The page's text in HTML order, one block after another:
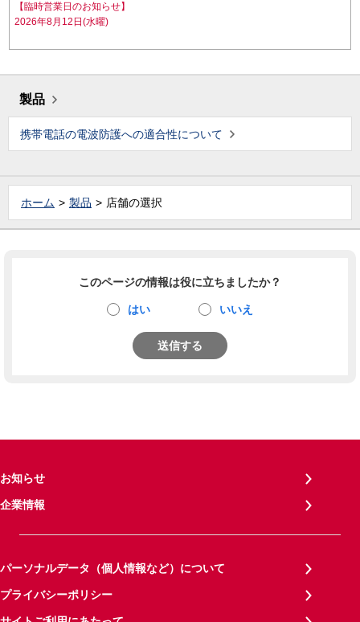
【臨時営業日のお知らせ】
2026年8月12日(水曜)
製品
携帯電話の電波防護への適合性について
ホーム 製品 店舗の選択
このページの情報は役に立ちましたか？
はい いいえ
送信する
お知らせ
企業情報
パーソナルデータ（個人情報など）について
プライバシーポリシー